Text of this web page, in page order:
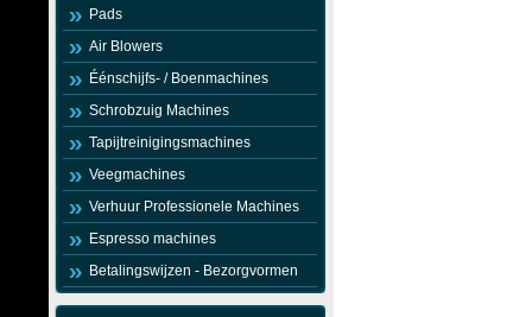
Pads
Air Blowers
Éénschijfs- / Boenmachines
Schrobzuig Machines
Tapijtreinigingsmachines
Veegmachines
Verhuur Professionele Machines
Espresso machines
Betalingswijzen - Bezorgvormen